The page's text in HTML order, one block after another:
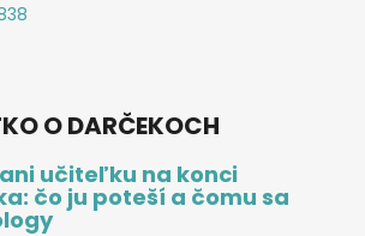
O DARČEKOCH
učiteľku na konci
čo ju poteší a čomu sa